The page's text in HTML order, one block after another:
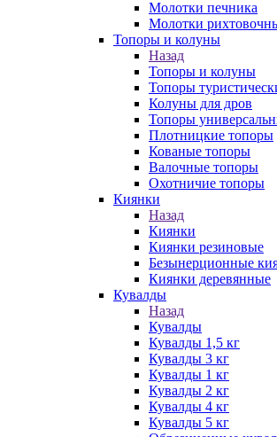
Молотки печника
Молотки
Топоры и колуны
Назад
Топоры и колуны
Топоры
Колуны для дров
Топоры
Плотницкие топоры
Кованые топоры
Валочные топоры
Охотничие топоры
Киянки
Назад
Киянки
Киянки резиновые
Безынерционные
Киянки деревянные
Кувалды
Назад
Кувалды
Кувалды 1,5 кг
Кувалды 3 кг
Кувалды 1 кг
Кувалды 2 кг
Кувалды 4 кг
Кувалды 5 кг